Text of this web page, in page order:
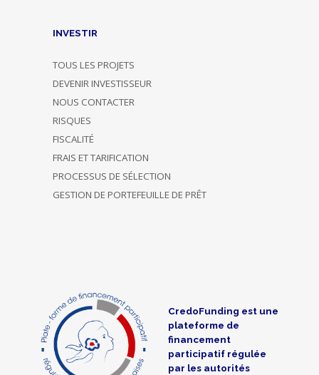
INVESTIR
TOUS LES PROJETS
DEVENIR INVESTISSEUR
NOUS CONTACTER
RISQUES
FISCALITÉ
FRAIS ET TARIFICATION
PROCESSUS DE SÉLECTION
GESTION DE PORTEFEUILLE DE PRÊT
CredoFunding est une
plateforme de
financement
participatif régulée
par les autorités